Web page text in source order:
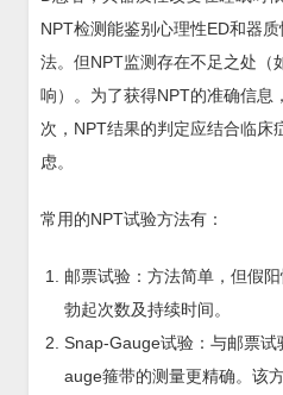
NPT检测能鉴别心理性ED和器
法。但NPT监测存在不足之处（
响）。为了获得NPT的准确信息
次，NPT结果的判定应结合临床
虑。
常用的NPT试验方法有：
邮票试验：方法简单，但假
勃起次数及持续时间。
Snap-Gauge试验：与邮票
auge箍带的测量更精确。该